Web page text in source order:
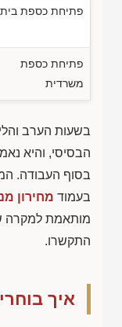
פתיחת כספת
פתיחת כספת
משרדית
בשעות הערב
הבסיסי, והיא
בסוף העבודה.
בעמוד מחירון
מותאמת למקרה
התקשרו.
איך